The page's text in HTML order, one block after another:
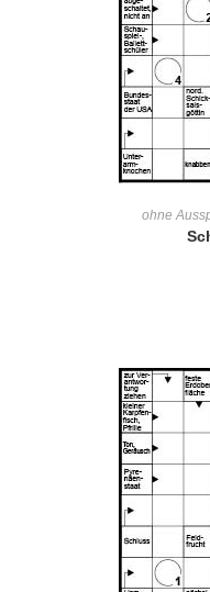
ohne